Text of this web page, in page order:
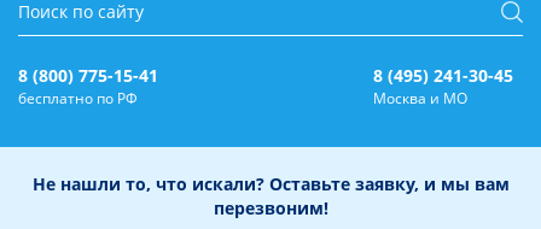
8 (800) 775-15-41
бесплатно по РФ
8 (495) 241-30-45
Москва и МО
Не нашли то, что искали? Оставьте заявку, и мы вам
перезвоним!